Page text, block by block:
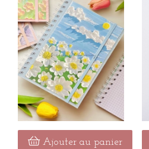
Ajouter au panier